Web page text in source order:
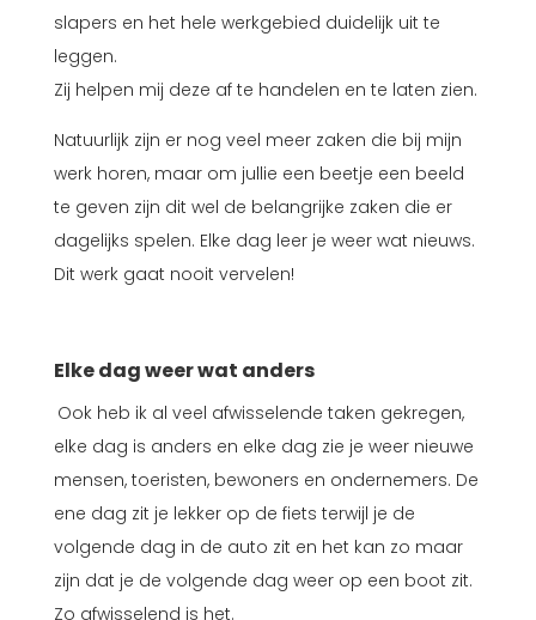
slapers en het hele werkgebied duidelijk uit te
leggen.
Zij helpen mij deze af te handelen en te laten zien.
Natuurlijk zijn er nog veel meer zaken die bij mijn
werk horen, maar om jullie een beetje een beeld
te geven zijn dit wel de belangrijke zaken die er
dagelijks spelen. Elke dag leer je weer wat nieuws.
Dit werk gaat nooit vervelen!
Elke dag weer wat anders
Ook heb ik al veel afwisselende taken gekregen,
elke dag is anders en elke dag zie je weer nieuwe
mensen, toeristen, bewoners en ondernemers. De
ene dag zit je lekker op de fiets terwijl je de
volgende dag in de auto zit en het kan zo maar
zijn dat je de volgende dag weer op een boot zit.
Zo afwisselend is het.